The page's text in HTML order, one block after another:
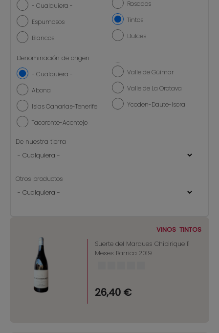
- Cualquiera -
Espumosos
Blancos
Rosados
Tintos
Dulces
Denominación de origen
- Cualquiera -
Abona
Islas Canarias-Tenerife
Tacoronte-Acentejo
Valle de Güimar
Valle de La Orotava
Ycoden-Daute-Isora
De nuestra tierra
Otros productos
VINOS TINTOS
Suerte del Marques Chibirique 11
Meses Barrica 2019
26,40 €